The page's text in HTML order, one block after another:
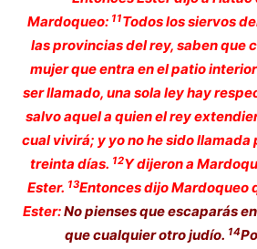
Mardoqueo:11Todos los siervos
las provincias del rey, saben que
mujer que entra en el patio
ser llamado, una sola ley hay
salvo aquel a quien el rey
cual vivirá; y yo no he sido llamada
treinta días. 12Y dijeron a
Ester. 13Entonces dijo Mardoqueo
Ester:No pienses que escaparás
que cualquier otro judío. 14